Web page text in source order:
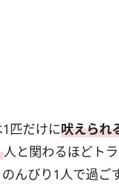
匹だけに吠えられ
人と関わるほどト
んびり1人で過ご